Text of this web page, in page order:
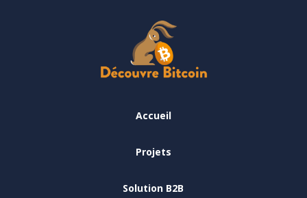
Accueil
Projets
Solution B2B